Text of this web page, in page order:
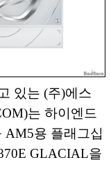
있는 (주)에스
는 하이엔드
AM5용 플래그십
GLACIAL을